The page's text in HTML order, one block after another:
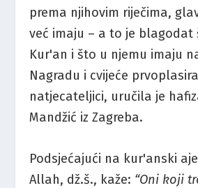
prema njihovim riječima,
već imaju – a to je blagodat
Kur'an i što u njemu imaju
Nagradu i cvijeće
natjecateljici, uručila je
Mandžić iz Zagreba.
Podsjećajući na kur'anski
Allah, dž.š., kaže: “Oni koji